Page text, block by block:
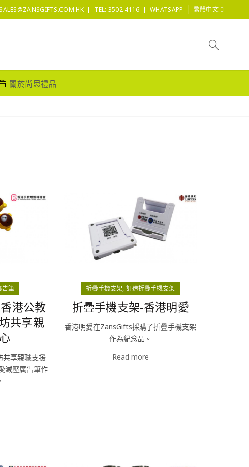
| TEL: 3502 4116 |WHATSAPP 繁體中文
關於尚思禮品
告筆
港公教
共享親
共享親職支援
減壓廣告筆作
折疊手機支架 訂造折疊手機支架
折疊手機支架-香港明愛
香港明愛在ZansGifts採購了折疊手機支架
作為紀念品。
Read more